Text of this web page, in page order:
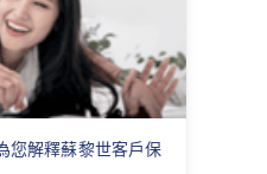
您解釋蘇黎世客戶保